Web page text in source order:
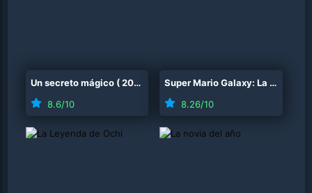
Un secreto mágico (2025
8.6/10
Super Mario Galaxy: La película
8.26/10